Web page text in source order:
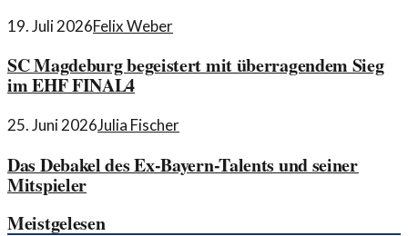
19. Juli 2026Felix Weber
SC Magdeburg begeistert mit überragendem Sieg
im EHF FINAL4
25. Juni 2026Julia Fischer
Das Debakel des Ex-Bayern-Talents und seiner
Mitspieler
Meistgelesen